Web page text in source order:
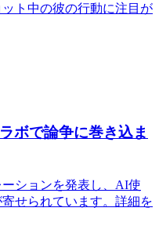
ト中の彼の行動に注目が
ボで論争に巻き込ま
ーションを発表し、AI使
せられています。詳細を